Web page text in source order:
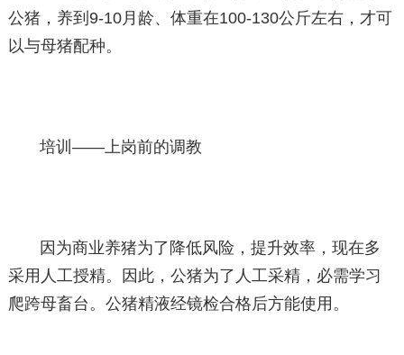
公猪，养到9-10月龄、体重在100-130公斤左右，才可
以与母猪配种。
培训——上岗前的调教
因为商业养猪为了降低风险，提升效率，现在多
采用人工授精。因此，公猪为了人工采精，必需学习
爬跨母畜台。公猪精液经镜检合格后方能使用。